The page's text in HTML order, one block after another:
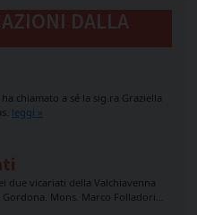
DALLA
chiamato a sé la sig.ra Graziella
leggi »
due vicariati della Valchiavenna
Mons. Marco Folladori…